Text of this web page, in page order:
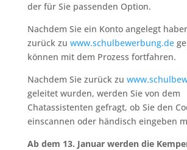
der für Sie passenden Option.
Nachdem Sie ein Konto angelegt
zurück zu www.schulbewerbung.de
können mit dem Prozess fortfahren.
Nachdem Sie zurück zu
geleitet wurden, werden Sie von dem
Chatassistenten gefragt, ob Sie den
einscannen oder händisch eingeben
Ab dem 13. Januar werden die